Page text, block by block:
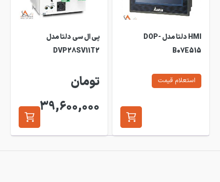
HMI دلتا مدل DOP-
B07E515
استعلام قیمت
پی ال سی دلتا مدل
DVP28SV11T2
تومان
39,600,000